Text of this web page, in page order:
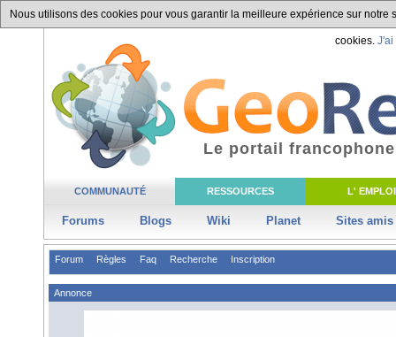
Nous utilisons des cookies pour vous garantir la meilleure expérience sur
cookies. J'ai
COMMUNAUTÉ RESSOURCES L' EMPLOI
Forums Blogs Wiki Planet Sites amis
Le portail
Forum Règles Faq Recherche Inscription
Annonce